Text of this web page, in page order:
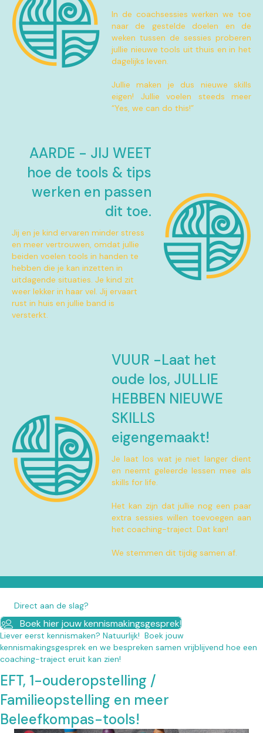
In de coachsessies werken we toe
naar de gestelde doelen en de
weken tussen de sessies proberen
jullie nieuwe tools uit thuis en in het
dagelijks leven.
Jullie maken je dus nieuwe skills
eigen! Jullie voelen steeds meer
“Yes, we can do this!”
AARDE - JIJ WEET
hoe de tools & tips
werken en passen
dit toe.
Jij en je kind ervaren minder stress
en meer vertrouwen, omdat jullie
beiden voelen tools in handen te
hebben die je kan inzetten in
uitdagende situaties. Je kind zit
weer lekker in haar vel. Jij ervaart
rust in huis en jullie band is
versterkt.
VUUR -Laat het
oude los, JULLIE
HEBBEN NIEUWE
SKILLS
eigengemaakt!
Je laat los wat je niet langer dient
en neemt geleerde lessen mee als
skills for life.
Het kan zijn dat jullie nog een paar
extra sessies willen toevoegen aan
het coaching-traject. Dat kan!
We stemmen dit tijdig samen af.
Direct aan de slag?
Boek hier jouw kennismakingsgesprek!
Liever eerst kennismaken? Natuurlijk! Boek jouw
kennismakingsgesprek en we bespreken samen vrijblijvend hoe een
coaching-traject eruit kan zien!
EFT, 1-ouderopstelling /
Familieopstelling en meer
Beleefkompas-tools!